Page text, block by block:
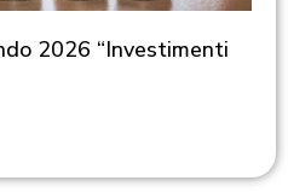
2026 “Investimenti